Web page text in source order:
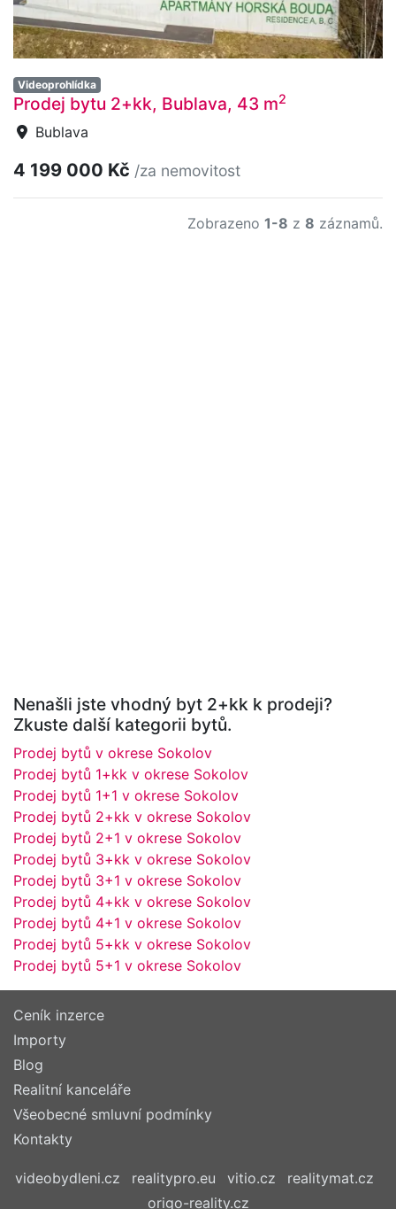
Videoprohlídka
Prodej bytu 2+kk, Bublava, 43 m2
Bublava
4 199 000 Kč /za nemovitost
Zobrazeno 1-8 z 8 záznamů.
Nenašli jste vhodný byt 2+kk k prodeji?
Zkuste další kategorii bytů.
Prodej bytů v okrese Sokolov
Prodej bytů 1+kk v okrese Sokolov
Prodej bytů 1+1 v okrese Sokolov
Prodej bytů 2+kk v okrese Sokolov
Prodej bytů 2+1 v okrese Sokolov
Prodej bytů 3+kk v okrese Sokolov
Prodej bytů 3+1 v okrese Sokolov
Prodej bytů 4+kk v okrese Sokolov
Prodej bytů 4+1 v okrese Sokolov
Prodej bytů 5+kk v okrese Sokolov
Prodej bytů 5+1 v okrese Sokolov
Ceník inzerce
Importy
Blog
Realitní kanceláře
Všeobecné smluvní podmínky
Kontakty
videobydleni.cz realitypro.eu vitio.cz
realitymat.cz
origo-reality.cz